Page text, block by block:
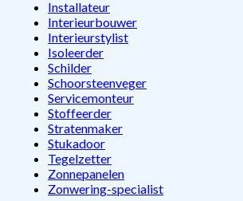
Installateur
Interieurbouwer
Interieurstylist
Isoleerder
Schilder
Schoorsteenveger
Servicemonteur
Stoffeerder
Stratenmaker
Stukadoor
Tegelzetter
Zonnepanelen
Zonwering-specialist